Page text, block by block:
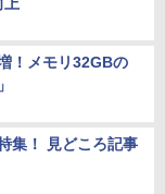
上
！メモリ32GBの
集！ 見どころ記事